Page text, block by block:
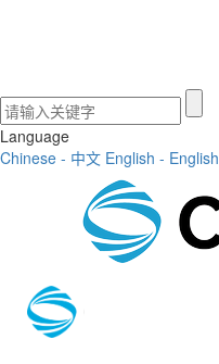
Language
Chinese - 中文 English - English